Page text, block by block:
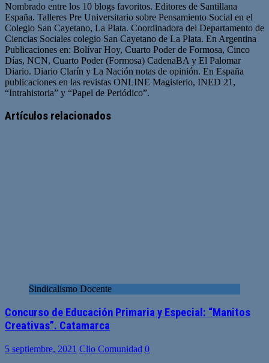
Nombrado entre los 10 blogs favoritos. Editores de Santillana
España. Talleres Pre Universitario sobre Pensamiento Social en el
Colegio San Cayetano, La Plata. Coordinadora del Departamento de
Ciencias Sociales colegio San Cayetano de La Plata. En Argentina
Publicaciones en: Bolívar Hoy, Cuarto Poder de Formosa, Cinco
Días, NCN, Cuarto Poder (Formosa) CadenaBA y El Palomar
Diario. Diario Clarín y La Nación notas de opinión. En España
publicaciones en las revistas ONLINE Magisterio, INED 21,
“Intrahistoria” y “Papel de Periódico”.
web
Artículos relacionados
Sindicalismo Docente
Concurso de Educación Primaria y Especial: “Manitos
Creativas”. Catamarca
5 septiembre, 2021 Clio Comunidad 0